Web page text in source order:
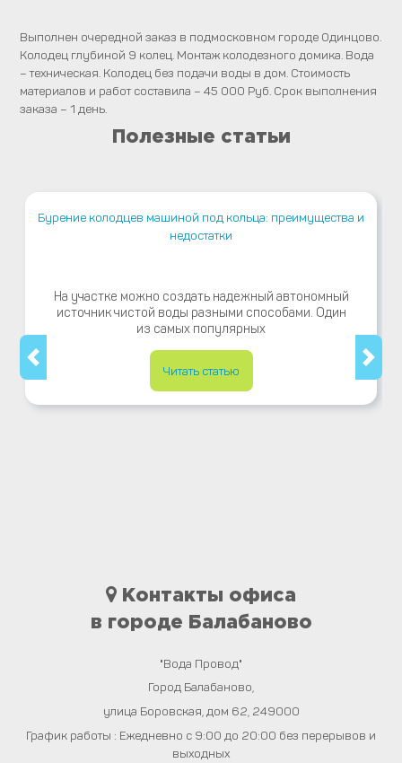
Выполнен очередной заказ в подмосковном городе Одинцово.
Колодец глубиной 9 колец. Монтаж колодезного домика. Вода
– техническая. Колодец без подачи воды в дом. Стоимость
материалов и работ составила – 45 000 Руб. Срок выполнения
заказа – 1 день.
Полезные статьи
Бурение колодцев машиной под кольца: преимущества и
недостатки
На участке можно создать надежный автономный
источник чистой воды разными способами. Один
из самых популярных
Читать статью
Контакты офиса
в городе Балабаново
"Вода Провод"
Город Балабаново,
улица Боровская, дом 62 249000
График работы : Ежедневно с 9:00 до 20:00 без перерывов и
выходных